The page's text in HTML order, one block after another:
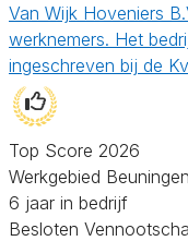
Van Wijk Hoveniers
werknemers. Het
ingeschreven bij de
Top Score 2026
Werkgebied
6 jaar in bedrijf
Besloten